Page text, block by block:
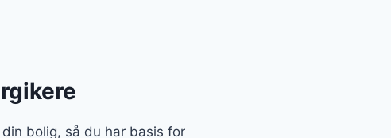
bolig, så du har basis for